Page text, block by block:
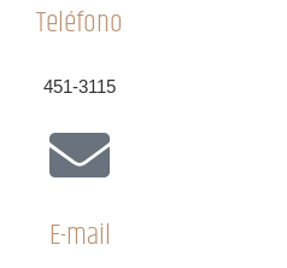
Teléfono
451-3115
E-mail